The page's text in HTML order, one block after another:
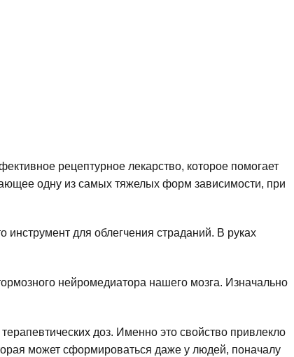
рецептурное лекарство, которое помогает
одну из самых тяжелых форм зависимости, при
инструмент для облегчения страданий. В руках
нейромедиатора нашего мозга. Изначально
доз. Именно это свойство привлекло
может сформироваться даже у людей, поначалу